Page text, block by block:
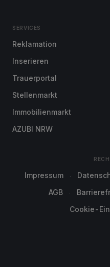
SERVICES
Reklamation
Inserieren
Trauerportal
Stellenmarkt
Immobilienmarkt
AZUBI NRW
Impressum
AGB
Cookie-